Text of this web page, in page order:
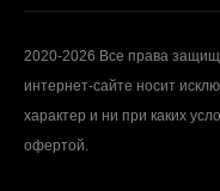
2020-2026 Все права
интернет-сайте носит
характер и ни при каких
офертой.